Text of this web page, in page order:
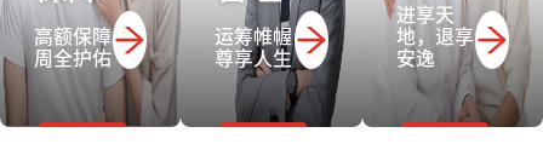
高额保障
周全护佑
运筹帷幄
尊享人生
进享天
地，退享
安逸